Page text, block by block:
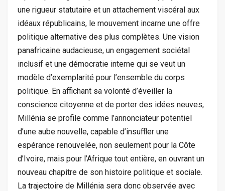
une rigueur statutaire et un attachement viscéral aux
idéaux républicains, le mouvement incarne une offre
politique alternative des plus complètes. Une vision
panafricaine audacieuse, un engagement sociétal
inclusif et une démocratie interne qui se veut un
modèle d’exemplarité pour l’ensemble du corps
politique. En affichant sa volonté d’éveiller la
conscience citoyenne et de porter des idées neuves,
Millénia se profile comme l’annonciateur potentiel
d’une aube nouvelle, capable d’insuffler une
espérance renouvelée, non seulement pour la Côte
d’Ivoire, mais pour l’Afrique tout entière, en ouvrant un
nouveau chapitre de son histoire politique et sociale.
La trajectoire de Millénia sera donc observée avec